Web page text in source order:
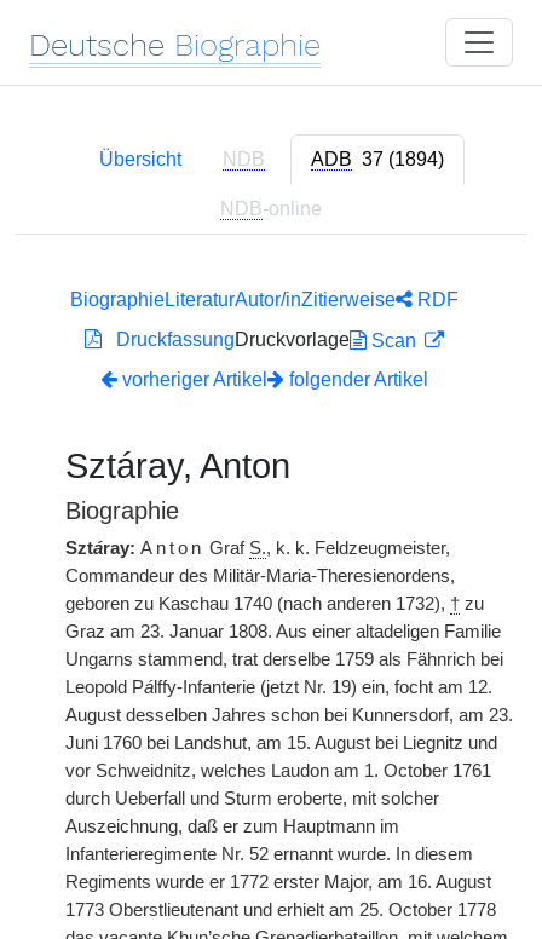
Deutsche Biographie
Übersicht NDB ADB 37 (1894)
NDB-online
BiographieLiteraturAutor/inZitierweise
RDF
DruckfassungDruckvorlage
Scan
vorheriger Artikel
folgender Artikel
Sztáray, Anton
Biographie
Sztáray: Anton Graf S., k. k. Feldzeugmeister,
Commandeur des Militär-Maria-Theresienordens,
geboren zu Kaschau 1740 (nach anderen 1732), † zu
Graz am 23. Januar 1808. Aus einer altadeligen Familie
Ungarns stammend, trat derselbe 1759 als Fähnrich bei
Leopold Pálffy-Infanterie (jetzt Nr. 19) ein, focht am 12.
August desselben Jahres schon bei Kunnersdorf, am 23.
Juni 1760 bei Landshut, am 15. August bei Liegnitz und
vor Schweidnitz, welches Laudon am 1. October 1761
durch Ueberfall und Sturm eroberte, mit solcher
Auszeichnung, daß er zum Hauptmann im
Infanterieregimente Nr. 52 ernannt wurde. In diesem
Regiments wurde er 1772 erster Major, am 16. August
1773 Oberstlieutenant und erhielt am 25. October 1778